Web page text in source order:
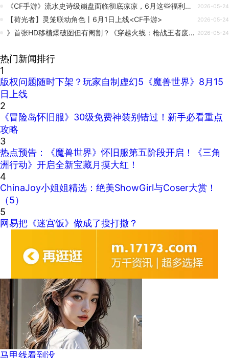
《CF手游》流水史诗级崩盘面临彻底凉凉，6月这些福利看了不笑的都是神人了！ 2026-05-24
【荷光者】灵笼联动角色丨6月1日上线<CF手游> 2026-05-24
》首张HD移植爆破图但有阉割？《穿越火线：枪战王者废水禁区表现如何？ 2026-05-24
热门新闻排行
1
版权问题随时下架？玩家自制虚幻5《魔兽世界》8月15
日上线
2
《冒险岛怀旧服》30级免费神装别错过！新手必看重点
攻略
3
热点预告：《魔兽世界》怀旧服第五阶段开启！《三角
洲行动》开启全新宝藏月摸大红！
4
ChinaJoy小姐姐精选：绝美ShowGirl与Coser大赏！
（5）
5
网易把《迷宫饭》做成了搜打撤？
马甲线看到没